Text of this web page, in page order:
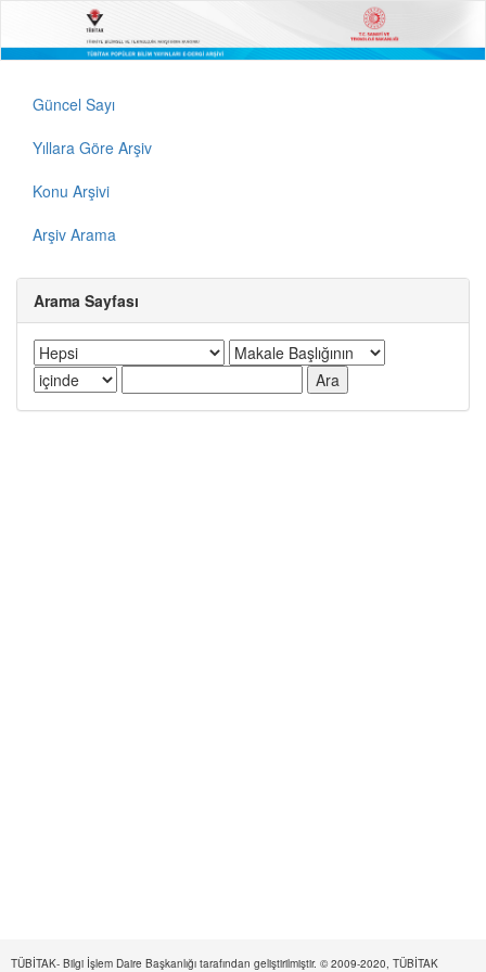
Güncel Sayı
Yıllara Göre Arşiv
Konu Arşivi
Arşiv Arama
Arama Sayfası
TÜBİTAK- Bilgi İşlem Daire Başkanlığı tarafından geliştirilmiştir. © 2009-2020, TÜBİTAK